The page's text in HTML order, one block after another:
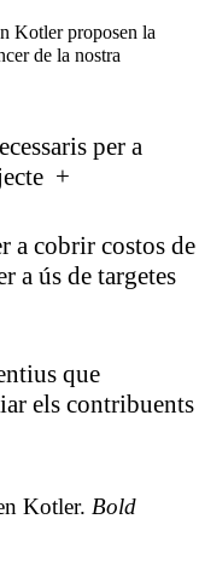
Kotler proposen la
de la nostra
per a
+
a cobrir costos de
a ús de targetes
que
els contribuents
Kotler. Bold